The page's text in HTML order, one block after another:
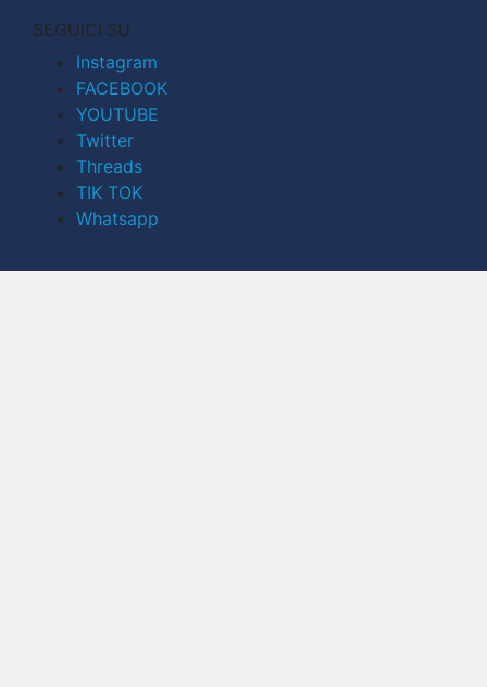
SEGUICI SU
Instagram
FACEBOOK
YOUTUBE
Twitter
Threads
TIK TOK
Whatsapp